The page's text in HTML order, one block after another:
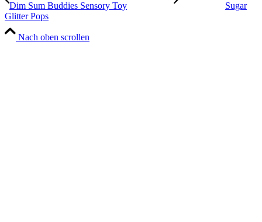
Dim Sum Buddies Sensory Toy
Sugar
Glitter Pops
Nach oben scrollen